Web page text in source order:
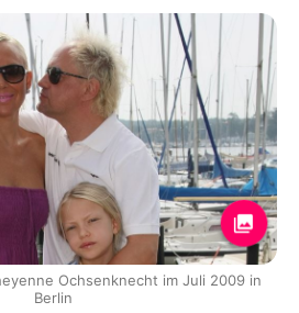
Ochsenknecht im Juli 2009 in
Berlin